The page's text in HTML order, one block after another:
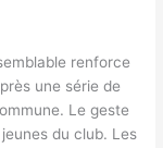
renforce
une série de
Le geste
du club. Les